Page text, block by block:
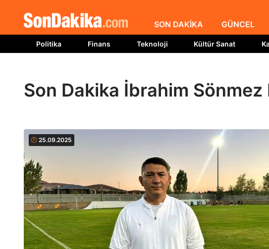
SON DAKİKA GÜNCEL
Politika Finans Teknoloji Kültür Sanat
Son Dakika İbrahim
25.09.2025